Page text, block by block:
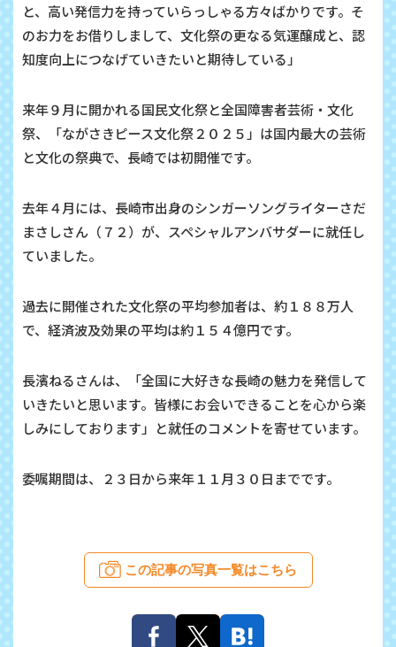
と、高い発信力を持っていらっしゃる方々ばかりです。そ
のお力をお借りしまして、文化祭の更なる気運醸成と、認
知度向上につなげていきたいと期待している」
来年９月に開かれる国民文化祭と全国障害者芸術・文化
祭、「ながさきピース文化祭２０２５」は国内最大の芸術
と文化の祭典で、長崎では初開催です。
去年４月には、長崎市出身のシンガーソングライターさだ
まさしさん（７２）が、スペシャルアンバサダーに就任し
ていました。
過去に開催された文化祭の平均参加者は、約１８８万人
で、経済波及効果の平均は約１５４億円です。
長濱ねるさんは、「全国に大好きな長崎の魅力を発信して
いきたいと思います。皆様にお会いできることを心から楽
しみにしております」と就任のコメントを寄せています。
委嘱期間は、２３日から来年１１月３０日までです。
この記事の写真一覧はこちら